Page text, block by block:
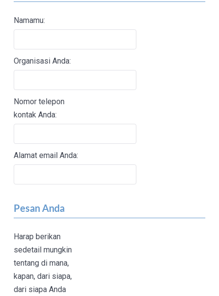
Namamu:
Organisasi Anda:
Nomor telepon
kontak Anda:
Alamat email Anda:
Pesan Anda
Harap berikan
sedetail mungkin
tentang di mana,
kapan, dari siapa,
dari siapa Anda